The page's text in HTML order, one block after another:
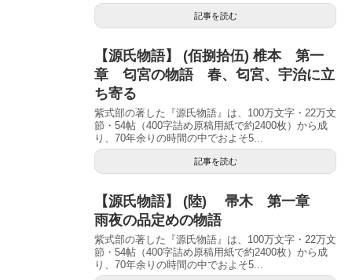
記事を読む
【源氏物語】 (佰捌拾伍) 椎本 第一
章 匂宮の物語 春、匂宮、宇治に立
ち寄る
紫式部の著した『源氏物語』は、100万文字・22万文
節・54帖（400字詰め原稿用紙で約2400枚）から成
り、70年余りの時間の中でおよそ5...
記事を読む
【源氏物語】 (陸) 帚木 第一章
雨夜の品定めの物語
紫式部の著した『源氏物語』は、100万文字・22万文
節・54帖（400字詰め原稿用紙で約2400枚）から成
り、70年余りの時間の中でおよそ5...